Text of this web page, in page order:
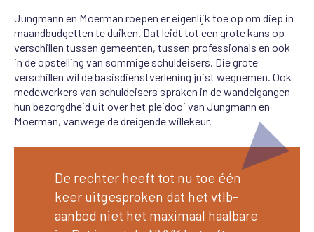
Jungmann en Moerman roepen er eigenlijk toe op om diep in
maandbudgetten te duiken. Dat leidt tot een grote kans op
verschillen tussen gemeenten, tussen professionals en ook
in de opstelling van sommige schuldeisers. Die grote
verschillen wil de basisdienstverlening juist wegnemen. Ook
medewerkers van schuldeisers spraken in de wandelgangen
hun bezorgdheid uit over het pleidooi van Jungmann en
Moerman, vanwege de dreigende willekeur.
De rechter heeft tot nu toe één
keer uitgesproken dat het vtlb-
aanbod niet het maximaal haalbare